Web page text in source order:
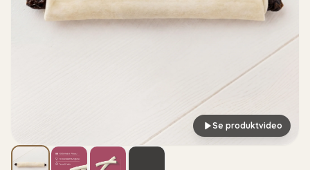
Se produktvideo